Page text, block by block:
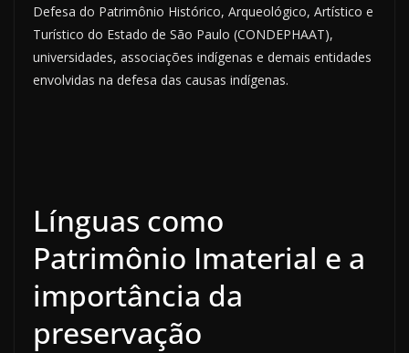
Defesa do Patrimônio Histórico, Arqueológico, Artístico e
Turístico do Estado de São Paulo (CONDEPHAAT),
universidades, associações indígenas e demais entidades
envolvidas na defesa das causas indígenas.
Línguas como
Patrimônio Imaterial e a
importância da
preservação